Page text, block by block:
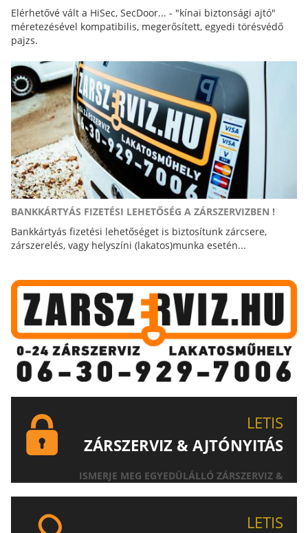
Elérhetővé vált a HiSec, SecDoor... - "kínai biztonsági ajtó"
méretezésével kompatibilis, megerősített, egyedi törésvédő
pajzs.
BANKKÁRTYÁS FIZETÉSI LEHETŐSÉG A ZÁRSZERVIZBEN !
Bankkártyás fizetési lehetőséget is biztosítunk zárcsere,
zárszerelés, vagy helyszíni (lakatos)munka esetén...
LETIS
ZÁRSZERVIZ & AJTÓNYITÁS
ISMERJE MEG EGYEDÜLÁLLÓ ZÁRSZERVIZ &
LETIS